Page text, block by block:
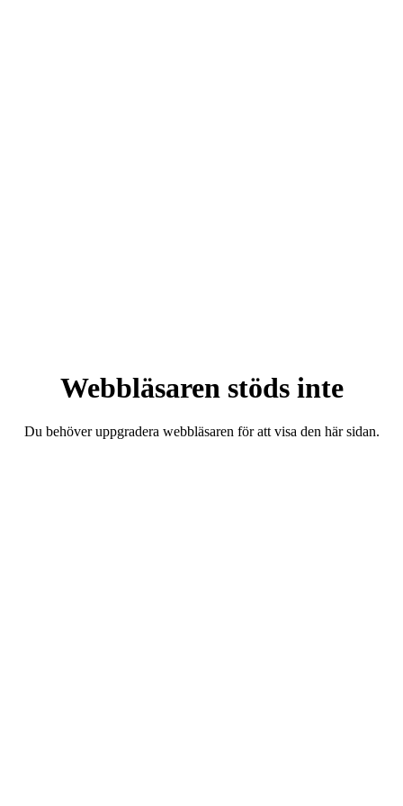
Webbläsaren stöds inte
Du behöver uppgradera webbläsaren för att visa den här sidan.